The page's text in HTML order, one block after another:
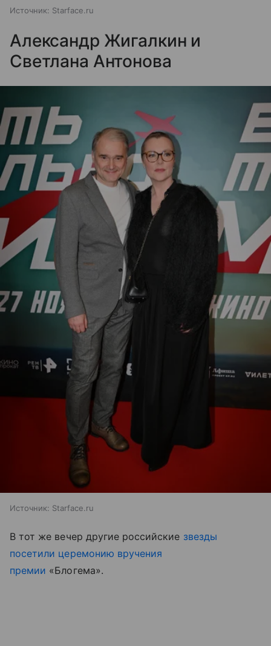
Источник: Starface.ru
Александр Жигалкин и
Светлана Антонова
Источник: Starface.ru
В тот же вечер другие российские звезды
посетили церемонию вручения
премии «Блогема».